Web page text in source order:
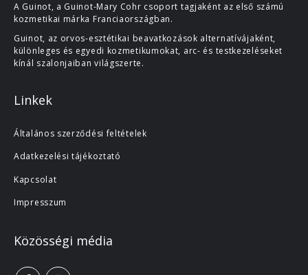
A Guinot, a Guinot-Mary Cohr csoport tagjaként az első számú
kozmetikai márka Franciaországban.
Guinot, az orvos-esztétikai beavatkozások alternatívájaként,
különleges és egyedi kozmetikumokat, arc- és testkezeléseket
kínál szalonjaiban világszerte.
Linkek
Általános szerződési feltételek
Adatkezelési tájékoztató
Kapcsolat
Impresszum
Közösségi média